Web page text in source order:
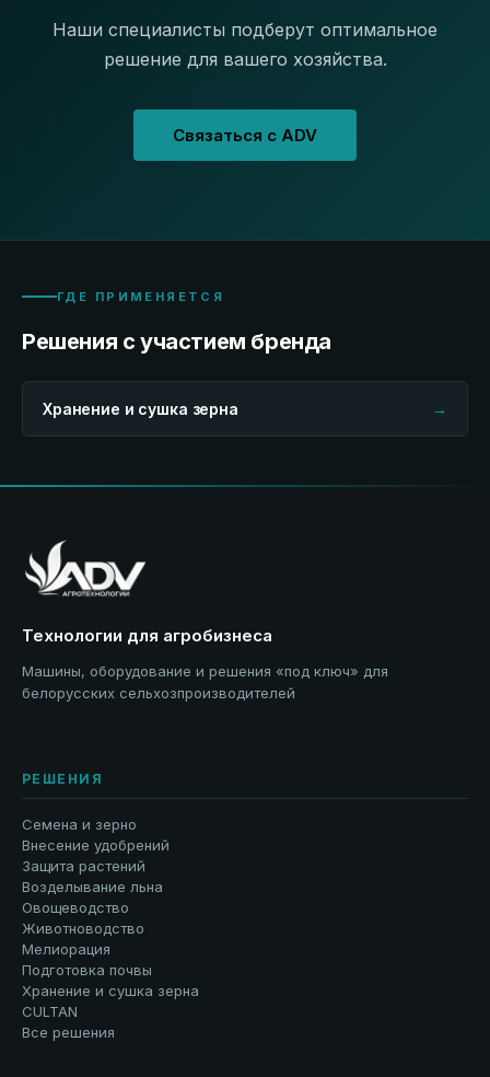
Наши специалисты подберут оптимальное
решение для вашего хозяйства.
Связаться с ADV
ГДЕ ПРИМЕНЯЕТСЯ
Решения с участием бренда
Хранение и сушка зерна →
Технологии для агробизнеса
Машины, оборудование и решения «под ключ» для
белорусских сельхозпроизводителей
РЕШЕНИЯ
Семена и зерно
Внесение удобрений
Защита растений
Возделывание льна
Овощеводство
Животноводство
Мелиорация
Подготовка почвы
Хранение и сушка зерна
CULTAN
Все решения